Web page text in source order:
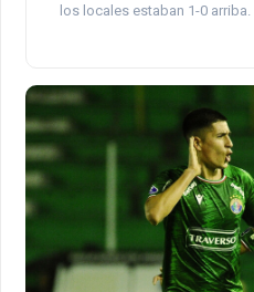
los locales estaban 1-0 arriba.